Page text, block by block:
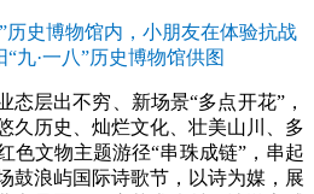
历史博物馆内，小朋友在体验抗战
九·一八”历史博物馆供图
层出不穷、新场景“多点开花”，
久历史、灿烂文化、壮美山川、多
色文物主题游径“串珠成链”，串起
鼓浪屿国际诗歌节，以诗为媒，展